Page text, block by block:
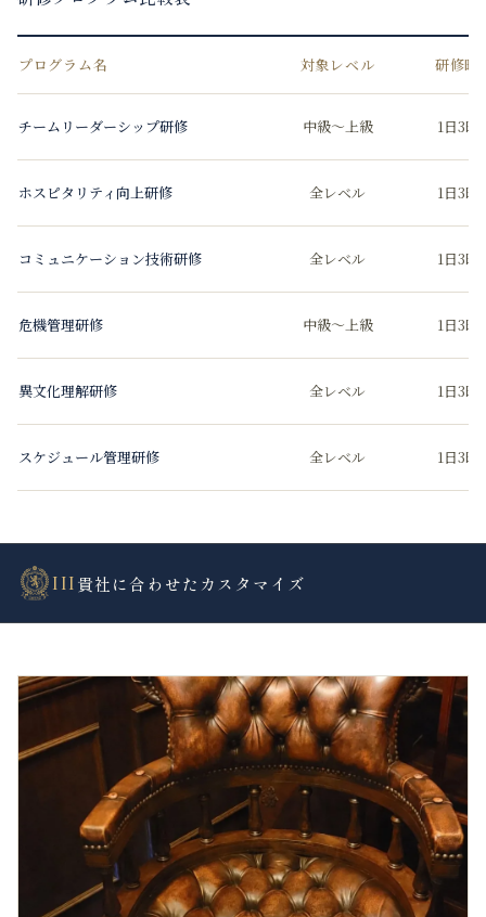
プログラム名 対象レベル 研修時
チームリーダーシップ研修 中級〜上級 1日3時
ホスピタリティ向上研修 全レベル 1日3時
コミュニケーション技術研修 全レベル 1日3時
危機管理研修 中級〜上級 1日3時
異文化理解研修 全レベル 1日3時
スケジュール管理研修 全レベル 1日3時
III貴社に合わせたカスタマイズ